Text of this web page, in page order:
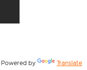
Powered by Translate